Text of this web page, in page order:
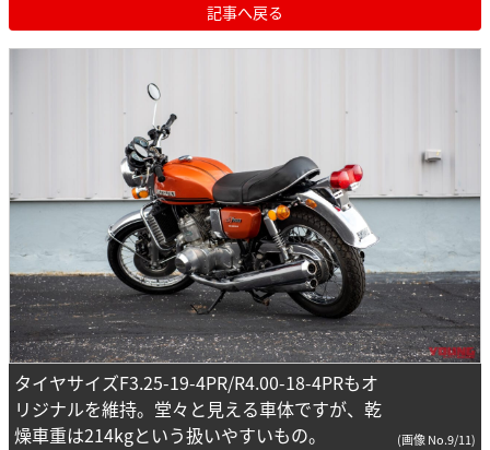
記事へ戻る
タイヤサイズF3.25-19-4PR/R4.00-18-4PRもオ
リジナルを維持。堂々と見える車体ですが、乾
燥車重は214kgという扱いやすいもの。
(画像 No.9/11)